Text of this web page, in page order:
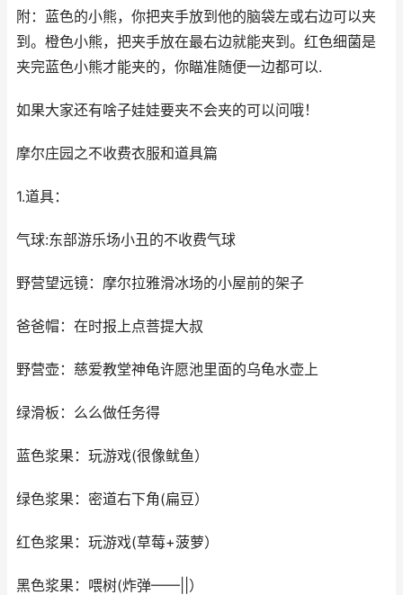
附：蓝色的小熊，你把夹手放到他的脑袋左或右边可以夹
到。橙色小熊，把夹手放在最右边就能夹到。红色细菌是
夹完蓝色小熊才能夹的，你瞄准随便一边都可以.
如果大家还有啥子娃娃要夹不会夹的可以问哦！
摩尔庄园之不收费衣服和道具篇
1.道具：
气球:东部游乐场小丑的不收费气球
野营望远镜：摩尔拉雅滑冰场的小屋前的架子
爸爸帽：在时报上点菩提大叔
野营壶：慈爱教堂神龟许愿池里面的乌龟水壶上
绿滑板：么么做任务得
蓝色浆果：玩游戏(很像鱿鱼）
绿色浆果：密道右下角(扁豆）
红色浆果：玩游戏(草莓+菠萝）
黑色浆果：喂树(炸弹——||）